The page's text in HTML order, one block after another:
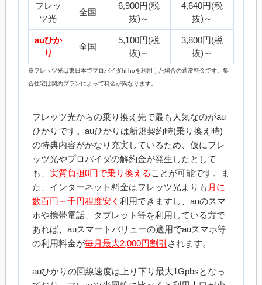
フレッ
ツ光
全国
6,900円(税
抜)～
4,640円(税
抜)～
auひか
り
全国
5,100円(税
抜)～
3,800円(税
抜)～
※フレッツ光は東日本でプロバイダhi-hoを利用した場合の通常料金です。集
合住宅は契約プランによって料金が異なります。
フレッツ光からの乗り換え先で最も人気なのがau
ひかりです。auひかりは新規契約時(乗り換え時)
の特典内容がかなり充実しているため、仮にフレ
ッツ光やプロバイダの解約金が発生したとして
も、 実質負担0円で乗り換える ことが可能です。ま
た、インターネット料金はフレッツ光よりも 月に
数百円～千円程度安く 利用できますし、auのスマ
ホや携帯電話、タブレット等を利用している方で
あれば、auスマートバリューの適用でauスマホ等
の利用料金が毎月最大2,000円割引 されます。
auひかりの回線速度は上り下り最大1Gpbsとなっ